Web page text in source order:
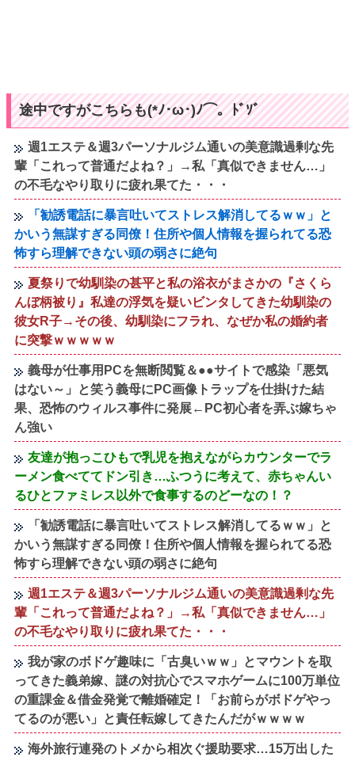
途中ですがこちらも(*ﾉ･ω･)ﾉ⌒。ﾄﾞｿﾞ
週1エステ＆週3パーソナルジム通いの美意識過剰な先
輩「これって普通だよね？」→私「真似できません…」
の不毛なやり取りに疲れ果てた・・・
「勧誘電話に暴言吐いてストレス解消してるｗｗ」と
かいう無謀すぎる同僚！住所や個人情報を握られてる恐
怖すら理解できない頭の弱さに絶句
夏祭りで幼馴染の甚平と私の浴衣がまさかの『さくら
んぼ柄被り』私達の浮気を疑いビンタしてきた幼馴染の
彼女R子→その後、幼馴染にフラれ、なぜか私の婚約者
に突撃ｗｗｗｗｗ
義母が仕事用PCを無断閲覧＆●●サイトで感染「悪気
はない～」と笑う義母にPC画像トラップを仕掛けた結
果、恐怖のウィルス事件に発展←PC初心者を弄ぶ嫁ちゃ
ん強い
友達が抱っこひもで乳児を抱えながらカウンターでラ
ーメン食べててドン引き…ふつうに考えて、赤ちゃんい
るひとファミレス以外で食事するのどーなの！？
「勧誘電話に暴言吐いてストレス解消してるｗｗ」と
かいう無謀すぎる同僚！住所や個人情報を握られてる恐
怖すら理解できない頭の弱さに絶句
週1エステ＆週3パーソナルジム通いの美意識過剰な先
輩「これって普通だよね？」→私「真似できません…」
の不毛なやり取りに疲れ果てた・・・
我が家のボドゲ趣味に「古臭いｗｗ」とマウントを取
ってきた義弟嫁、謎の対抗心でスマホゲームに100万単位
の重課金＆借金発覚で離婚確定！「お前らがボドゲやっ
てるのが悪い」と責任転嫁してきたんだがｗｗｗｗ
海外旅行連発のトメから相次ぐ援助要求…15万出した